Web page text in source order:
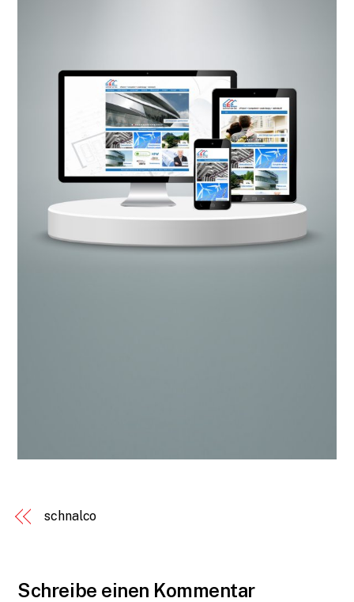
schnalco
Schreibe einen Kommentar